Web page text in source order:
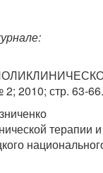
2010; стр. 63-66.
терапии